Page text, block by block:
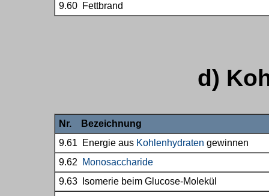
9.60 Fettbrand
d)
Nr. Bezeichnung
9.61 Energie aus Kohlenhydraten gewinnen
9.62
Monosaccharide
9.63 Isomerie beim Glucose-Molekül